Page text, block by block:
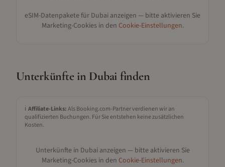
eSIM-Datenpakete für Dubai anzeigen — bitte aktivieren Sie
Marketing-Cookies in den Cookie-Einstellungen.
Unterkünfte in Dubai finden
ℹ️ Affiliate-Links:Als Booking.com-Partner verdienen wir an
qualifizierten Buchungen. Für Sie entstehen keine zusätzlichen
Kosten.
Unterkünfte in Dubai anzeigen — bitte aktivieren Sie
Marketing-Cookies in den Cookie-Einstellungen.